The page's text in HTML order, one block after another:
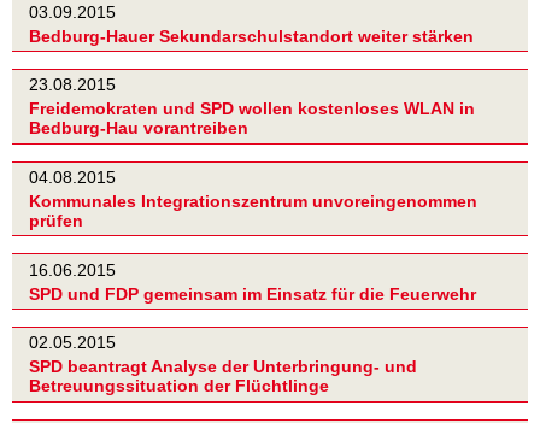
03.09.2015
Bedburg-Hauer Sekundarschulstandort weiter stärken
23.08.2015
Freidemokraten und SPD wollen kostenloses WLAN in
Bedburg-Hau vorantreiben
04.08.2015
Kommunales Integrationszentrum unvoreingenommen
prüfen
16.06.2015
SPD und FDP gemeinsam im Einsatz für die Feuerwehr
02.05.2015
SPD beantragt Analyse der Unterbringung- und
Betreuungssituation der Flüchtlinge